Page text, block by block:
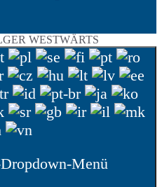
WESTWÄRTS